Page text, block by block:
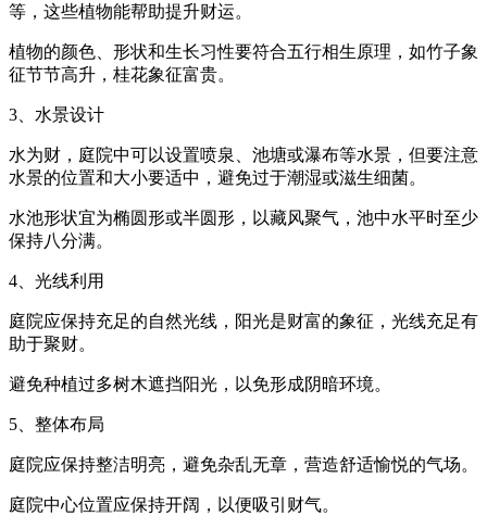
等，这些植物能帮助提升财运。
植物的颜色、形状和生长习性要符合五行相生原理，如竹子象
征节节高升，桂花象征富贵。
3、水景设计
水为财，庭院中可以设置喷泉、池塘或瀑布等水景，但要注意
水景的位置和大小要适中，避免过于潮湿或滋生细菌。
水池形状宜为椭圆形或半圆形，以藏风聚气，池中水平时至少
保持八分满。
4、光线利用
庭院应保持充足的自然光线，阳光是财富的象征，光线充足有
助于聚财。
避免种植过多树木遮挡阳光，以免形成阴暗环境。
5、整体布局
庭院应保持整洁明亮，避免杂乱无章，营造舒适愉悦的气场。
庭院中心位置应保持开阔，以便吸引财气。